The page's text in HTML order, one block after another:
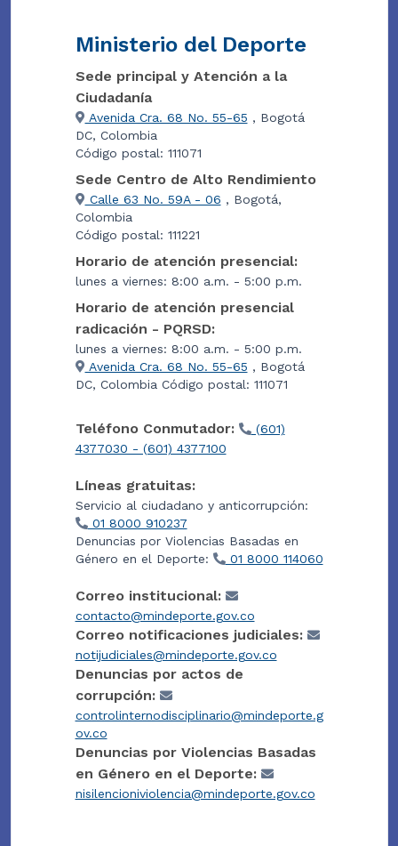
Ministerio del Deporte
Sede principal y Atención a la
Ciudadanía
Avenida Cra. 68 No. 55-65 , Bogotá
DC, Colombia
Código postal: 111071
Sede Centro de Alto Rendimiento
Calle 63 No. 59A - 06 , Bogotá,
Colombia
Código postal: 111221
Horario de atención presencial:
lunes a viernes: 8:00 a.m. - 5:00 p.m.
Horario de atención presencial
radicación - PQRSD:
lunes a viernes: 8:00 a.m. - 5:00 p.m.
Avenida Cra. 68 No. 55-65 , Bogotá
DC, Colombia Código postal: 111071
Teléfono Conmutador:
(601)
4377030 - (601) 4377100
Líneas gratuitas:
Servicio al ciudadano y anticorrupción:
01 8000 910237
Denuncias por Violencias Basadas en
Género en el Deporte:
01 8000 114060
Correo institucional:
contacto@mindeporte.gov.co
Correo notificaciones judiciales:
notijudiciales@mindeporte.gov.co
Denuncias por actos de
corrupción:
controlinternodisciplinario@mindeporte.g
ov.co
Denuncias por Violencias Basadas
en Género en el Deporte:
nisilencioniviolencia@mindeporte.gov.co